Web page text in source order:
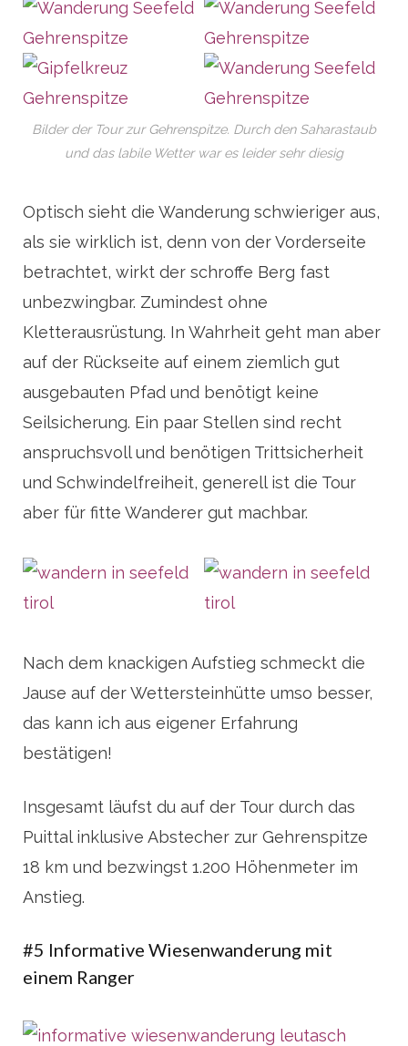
Bilder der Tour zur Gehrenspitze. Durch den Saharastaub
und das labile Wetter war es leider sehr diesig
Optisch sieht die Wanderung schwieriger aus,
als sie wirklich ist, denn von der Vorderseite
betrachtet, wirkt der schroffe Berg fast
unbezwingbar. Zumindest ohne
Kletterausrüstung. In Wahrheit geht man aber
auf der Rückseite auf einem ziemlich gut
ausgebauten Pfad und benötigt keine
Seilsicherung. Ein paar Stellen sind recht
anspruchsvoll und benötigen Trittsicherheit
und Schwindelfreiheit, generell ist die Tour
aber für fitte Wanderer gut machbar.
Nach dem knackigen Aufstieg schmeckt die
Jause auf der Wettersteinhütte umso besser,
das kann ich aus eigener Erfahrung
bestätigen!
Insgesamt läufst du auf der Tour durch das
Puittal inklusive Abstecher zur Gehrenspitze
18 km und bezwingst 1.200 Höhenmeter im
Anstieg.
#5 Informative Wiesenwanderung mit
einem Ranger